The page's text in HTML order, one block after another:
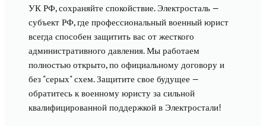
УК РФ, сохраняйте спокойствие. Электросталь —
субъект РФ, где профессиональный военный юрист
всегда способен защитить вас от жесткого
административного давления. Мы работаем
полностью открыто, по официальному договору и
без "серых" схем. Защитите свое будущее —
обратитесь к военному юристу за сильной
квалифицированной поддержкой в Электростали!